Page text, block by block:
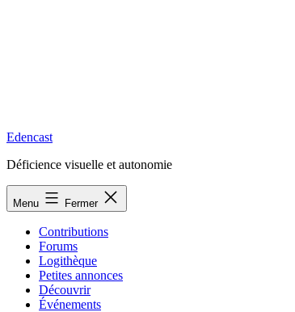
Edencast
Déficience visuelle et autonomie
Menu Fermer
Contributions
Forums
Logithèque
Petites annonces
Découvrir
Événements